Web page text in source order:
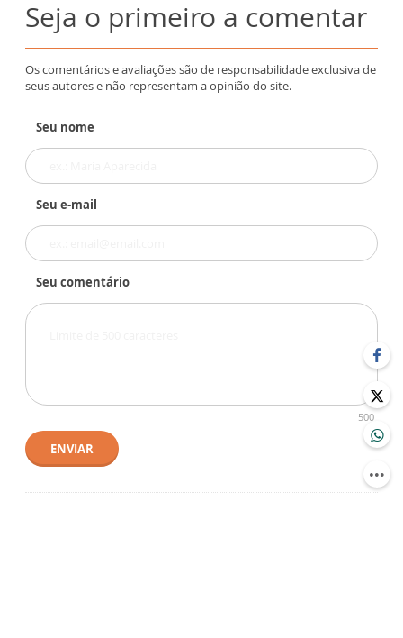
Seja o primeiro a comentar
Os comentários e avaliações são de responsabilidade exclusiva de
seus autores e não representam a opinião do site.
Seu nome
Seu e-mail
Seu comentário
500
ENVIAR